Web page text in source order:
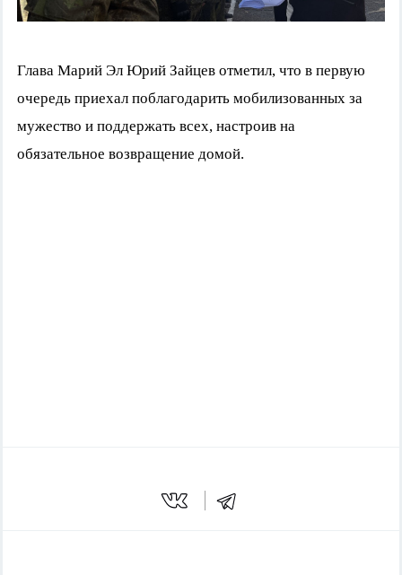
Глава Марий Эл Юрий Зайцев отметил, что в первую
очередь приехал поблагодарить мобилизованных за
мужество и поддержать всех, настроив на
обязательное возвращение домой.